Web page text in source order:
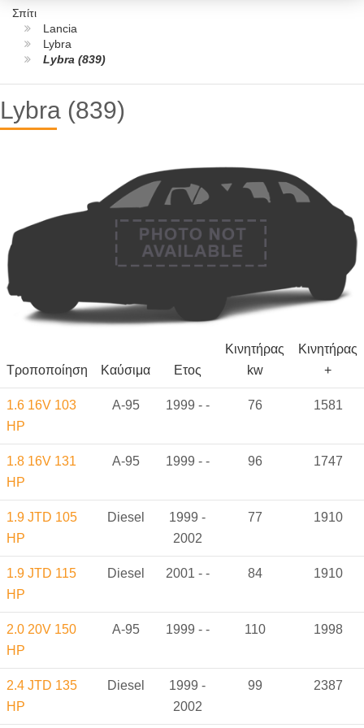
Σπίτι
Lancia
Lybra
Lybra (839)
Lybra (839)
Τροποποίηση Καύσιμα Ετος
Κινητήρας
kw
Κινητήρας
+
1.6 16V 103
HP
A-95 1999 - - 76 1581
1.8 16V 131
HP
A-95 1999 - - 96 1747
1.9 JTD 105
HP
Diesel
1999 -
2002
77 1910
1.9 JTD 115
HP
Diesel 2001 - - 84 1910
2.0 20V 150
HP
A-95 1999 - - 110 1998
2.4 JTD 135
HP
Diesel
1999 -
2002
99 2387